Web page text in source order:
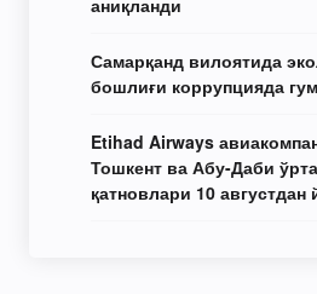
аниқланди
Самарқанд вилоятида
бошлиғи коррупцияда
Etihad Airways
Тошкент ва Абу-Даби
қатновлари 10 августдан